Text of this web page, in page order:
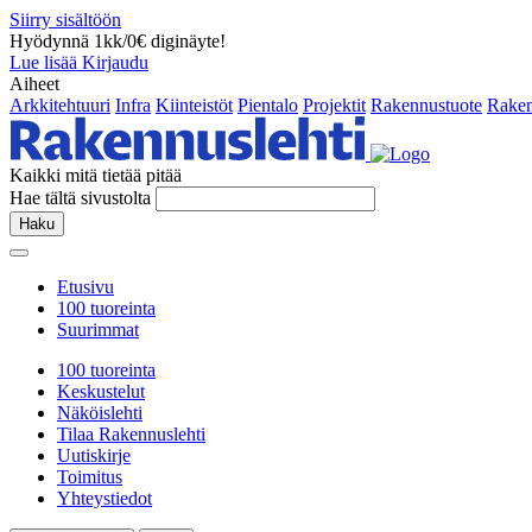
Siirry sisältöön
Hyödynnä 1kk/0€ diginäyte!
Lue lisää Kirjaudu
Aiheet
Arkkitehtuuri Infra Kiinteistöt Pientalo Projektit Rakennustuote
Kaikki mitä tietää pitää
Hae tältä sivustolta
Haku
Etusivu
100 tuoreinta
Suurimmat
100 tuoreinta
Keskustelut
Näköislehti
Tilaa Rakennuslehti
Uutiskirje
Toimitus
Yhteystiedot